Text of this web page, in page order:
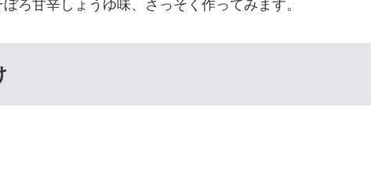
ろ甘辛しょうゆ味、さっそく作ってみます。